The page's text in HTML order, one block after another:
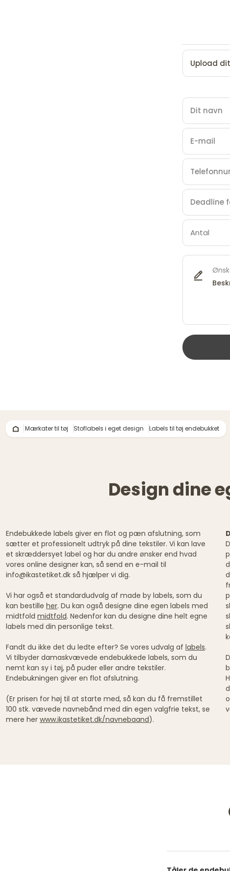
Upload
Mærkater til tøj Stoflabels i eget design Labels til tøj endebukket
Design dine
Endebukkede labels giver en flot og pæn afslutning, som
sætter et professionelt udtryk på dine tekstiler. Vi kan lave
et skræddersyet label og har du andre ønsker end hvad
vores online designer kan, så send en e-mail til
info@ikastetiket.dk så hjælper vi dig.
Vi har også et standardudvalg af made by labels, som du
kan bestille her. Du kan også designe dine egen labels med
midtfold midtfold. Nedenfor kan du designe dine helt egne
labels med din personlige tekst.
Fandt du ikke det du ledte efter? Se vores udvalg af labels.
Vi tilbyder damaskvævede endebukkede labels, som du
nemt kan sy i tøj, på puder eller andre tekstiler.
Endebukningen giver en flot afslutning.
(Er prisen for høj til at starte med, så kan du få fremstillet
100 stk. vævede navnebånd med din egen valgfrie tekst, se
mere her www.ikastetiket.dk/navnebaand).